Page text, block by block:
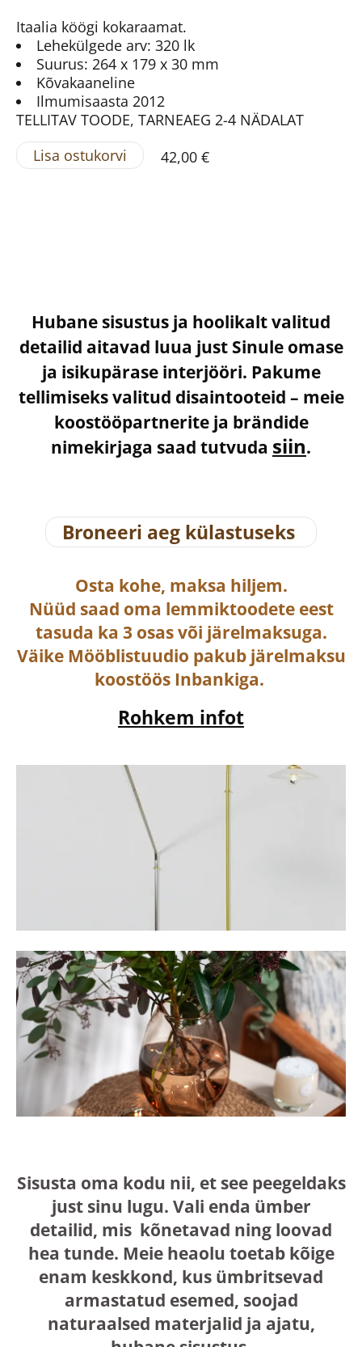
Itaalia köögi kokaraamat.
Lehekülgede arv: 320 lk
Suurus: 264 x 179 x 30 mm
Kõvakaaneline
Ilmumisaasta 2012
TELLITAV TOODE, TARNEAEG 2-4 NÄDALAT
Lisa ostukorvi
42,00 €
Hubane sisustus ja hoolikalt valitud
detailid aitavad luua just Sinule omase
ja isikupärase interjööri. Pakume
tellimiseks valitud disaintooteid – meie
koostööpartnerite ja brändide
nimekirjaga saad tutvuda siin.
Broneeri aeg külastuseks
Osta kohe, maksa hiljem.
Nüüd saad oma lemmiktoodete eest
tasuda ka 3 osas või järelmaksuga.
Väike Mööblistuudio pakub järelmaksu
koostöös Inbankiga.
Rohkem infot
Sisusta oma kodu nii, et see peegeldaks
just sinu lugu. Vali enda ümber
detailid, mis kõnetavad ning loovad
hea tunde. Meie heaolu toetab kõige
enam keskkond, kus ümbritsevad
armastatud esemed, soojad
naturaalsed materjalid ja ajatu,